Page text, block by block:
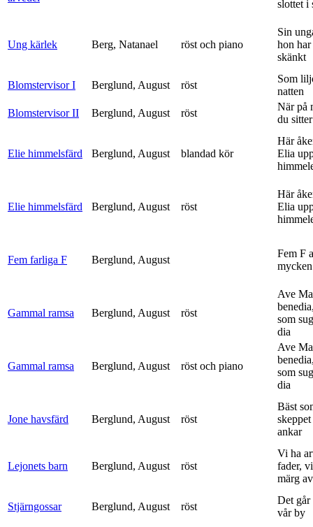
slottet i
Ung kärlek Berg, Natanael röst och piano
Sin
hon
skänkt
Blomstervisor I Berglund, August röst
Som
natten
Blomstervisor II
Berglund, August röst
När på
du sitter
Elie himmelsfärd Berglund, August blandad kör
Här
Elia
Elie himmelsfärd Berglund, August röst
Här
Elia
Fem farliga F Berglund, August
Fem F
Gammal ramsa Berglund, August röst
Ave
som
dia
Gammal ramsa Berglund, August röst och piano
Ave
som
dia
Jone havsfärd Berglund, August röst
Bäst
ankar
Lejonets barn Berglund, August röst
Vi ha
fader,
märg
Stjärngossar Berglund, August röst
Det går
vår by